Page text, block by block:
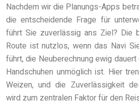
Nachdem wir die Planungs-Apps
die entscheidende Frage für
führt Sie zuverlässig ans Ziel? Die
Route ist nutzlos, wenn das Navi
führt, die Neuberechnung ewig
Handschuhen unmöglich ist. Hier
Weizen, und die Zuverlässigkeit
wird zum zentralen Faktor für den